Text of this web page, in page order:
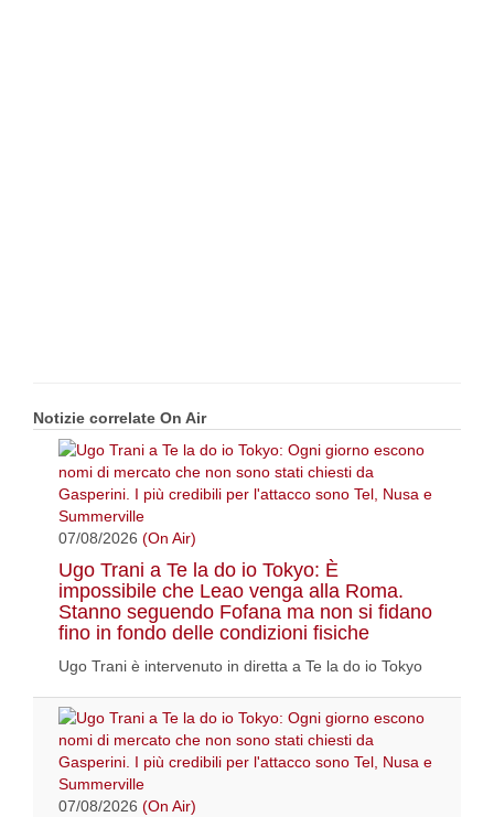
Notizie correlate On Air
07/08/2026 (On Air)
Ugo Trani a Te la do io Tokyo: È
impossibile che Leao venga alla Roma.
Stanno seguendo Fofana ma non si fidano
fino in fondo delle condizioni fisiche
Ugo Trani è intervenuto in diretta a Te la do io Tokyo
07/08/2026 (On Air)